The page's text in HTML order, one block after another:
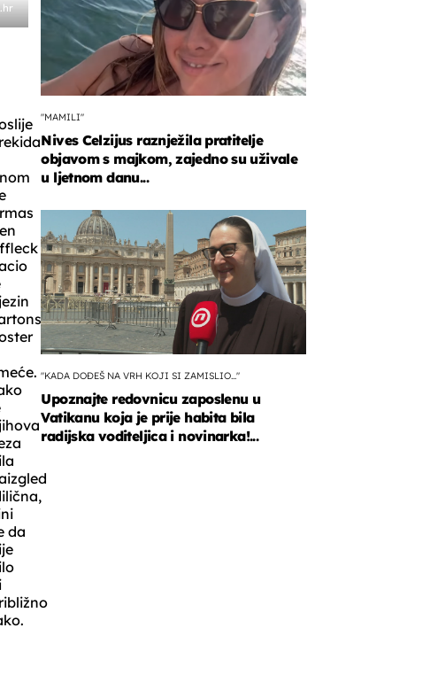
da
"MAMILI"
Nives Celzijus raznježila pratitelje
objavom s majkom, zajedno su uživale
u ljetnom danu...
"KADA DOĐEŠ NA VRH KOJI SI ZAMISLIO..."
Upoznajte redovnicu zaposlenu u
Vatikanu koja je prije habita bila
radijska voditeljica i novinarka!...